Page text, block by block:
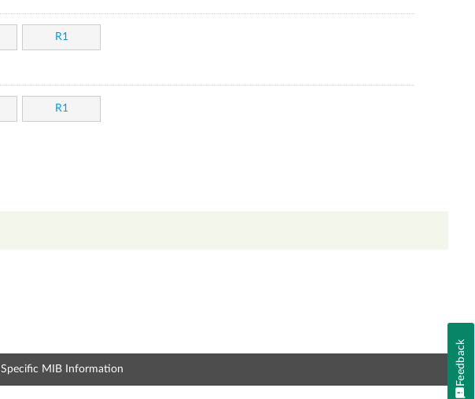
R1
R1
Specific MIB Information Feedback